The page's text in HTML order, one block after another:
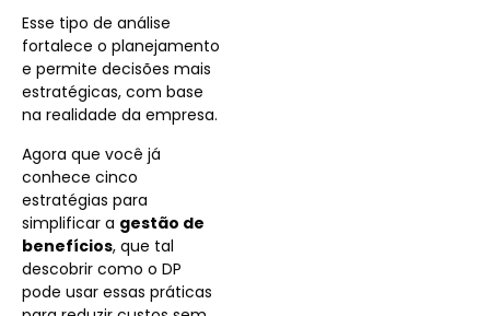
Esse tipo de análise
fortalece o planejamento
e permite decisões mais
estratégicas, com base
na realidade da empresa.
Agora que você já
conhece cinco
estratégias para
simplificar a gestão de
benefícios, que tal
descobrir como o DP
pode usar essas práticas